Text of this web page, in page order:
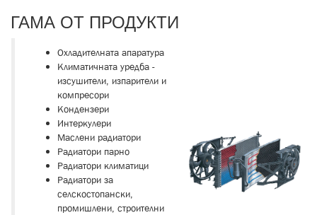
ГАМА ОТ ПРОДУКТИ
Охладителната апаратура
Климатичната уредба -
изсушители, изпарители и
компресори
Кондензери
Интеркулери
Маслени радиатори
Радиатори парно
Радиатори климатици
Радиатори за
селскостопански,
промишлени, строителни